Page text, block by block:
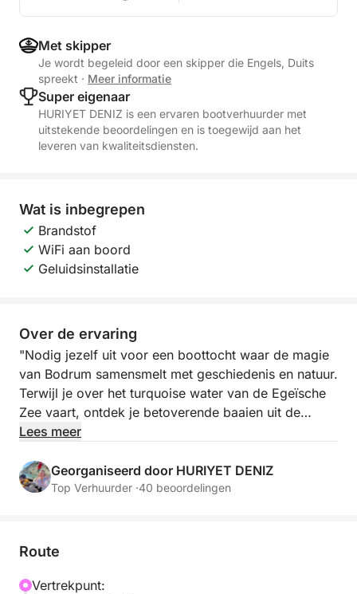
Met skipper
Je wordt begeleid door een skipper die Engels, Duits
spreekt · Meer informatie
Super eigenaar
HURIYET DENIZ is een ervaren bootverhuurder met
uitstekende beoordelingen en is toegewijd aan het
leveren van kwaliteitsdiensten.
Wat is inbegrepen
Brandstof
WiFi aan boord
Geluidsinstallatie
Over de ervaring
"Nodig jezelf uit voor een boottocht waar de magie
van Bodrum samensmelt met geschiedenis en natuur.
Terwijl je over het turquoise water van de Egeïsche
Zee vaart, ontdek je betoverende baaien uit de
oudheid, met historische kastelen en verborgen
heerlijke hapjes en verfrissende drankjes, geniet je
samen met je geliefden van deze unieke momenten.
Lees meer
Georganiseerd door HURIYET DENIZ
Top Verhuurder ·40 beoordelingen
Route
Vertrekpunt: